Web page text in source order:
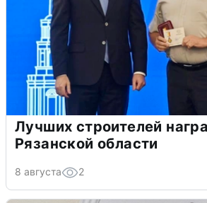
Лучших строителей
Рязанской области
8 августа 2